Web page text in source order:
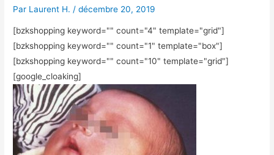
Par Laurent H. /décembre 20, 2019
[bzkshopping keyword="" count="4" template="grid"]
[bzkshopping keyword="" count="1" template="box"]
[bzkshopping keyword="" count="10" template="grid"]
[google_cloaking]